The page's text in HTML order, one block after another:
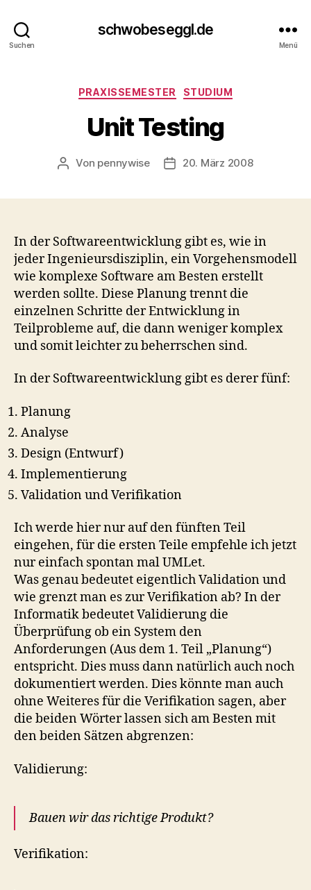
Suchen
schwobeseggl.de
Menü
Kategorien
PRAXISSEMESTER STUDIUM
Unit Testing
Beitragsautor
Von pennywise Veröffentlichungsdatum
20. März 2008
In der Softwareentwicklung gibt es, wie in
jeder Ingenieursdisziplin, ein Vorgehensmodell
wie komplexe Software am Besten erstellt
werden sollte. Diese Planung trennt die
einzelnen Schritte der Entwicklung in
Teilprobleme auf, die dann weniger komplex
und somit leichter zu beherrschen sind.
In der Softwareentwicklung gibt es derer fünf:
Planung
Analyse
Design (Entwurf)
Implementierung
Validation und Verifikation
Ich werde hier nur auf den fünften Teil
eingehen, für die ersten Teile empfehle ich jetzt
nur einfach spontan mal UMLet.
Was genau bedeutet eigentlich Validation und
wie grenzt man es zur Verifikation ab? In der
Informatik bedeutet Validierung die
Überprüfung ob ein System den
Anforderungen (Aus dem 1. Teil „Planung“)
entspricht. Dies muss dann natürlich auch noch
dokumentiert werden. Dies könnte man auch
ohne Weiteres für die Verifikation sagen, aber
die beiden Wörter lassen sich am Besten mit
den beiden Sätzen abgrenzen:
Validierung:
Bauen wir das richtige Produkt?
Verifikation: